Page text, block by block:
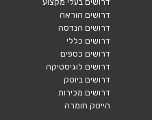
דרושים הוראה
דרושים הנדסה
דרושים כללי
דרושים כספים
דרושים לוגיסטיקה
דרושים ביוטק
דרושים מכירות
הייטק חומרה